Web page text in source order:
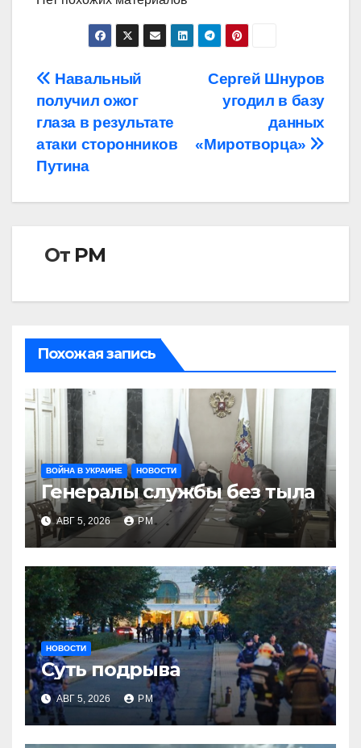
Навигация
по
записям
Сергей Шнуров
угодил в базу
данных
«Миротворца»
Навальный
получил ожог
глаза в результате
атаки сторонников
Путина
От РМ
Похожая запись
ВОЙНА В УКРАИНЕ НОВОСТИ
Генералы службы без тыла
АВГ 5, 2026 РМ
НОВОСТИ
Суть подрыва
АВГ 5, 2026 РМ